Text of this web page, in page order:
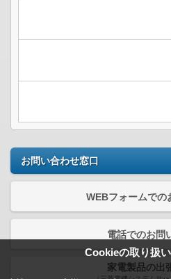
Cookieの取り扱
お問い合わせ窓口
WEBフォームでの
電話でのお問
家電製品の出